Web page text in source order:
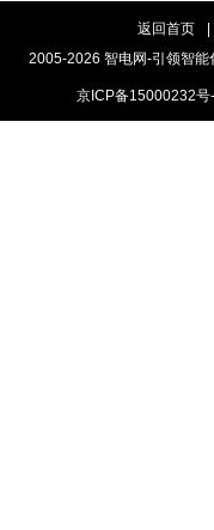
返回首页
2005-2026 智电网-引领智
京ICP备15000232号